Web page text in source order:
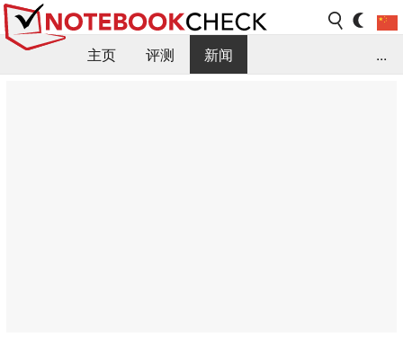
主页 评测
新闻
...